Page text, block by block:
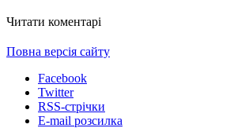
Читати коментарі
Повна версія сайту
Facebook
Twitter
RSS-стрічки
E-mail розсилка